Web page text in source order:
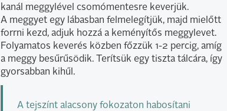
kanál meggylével csomómentesre keverjük.
A meggyet egy lábasban felmelegítjük, majd mielőtt
forrni kezd, adjuk hozzá a keményítős meggylevet.
Folyamatos keverés közben főzzük 1-2 percig, amíg
a meggy besűrűsödik. Terítsük egy tiszta tálcára, így
gyorsabban kihűl.
A tejszínt alacsony fokozaton habosítani